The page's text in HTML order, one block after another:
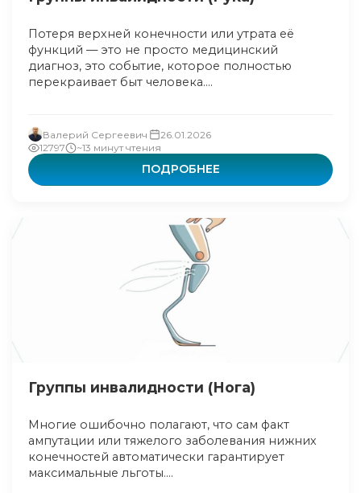
Потеря верхней конечности или утрата её
функций — это не просто медицинский
диагноз, это событие, которое полностью
перекраивает быт человека....
Валерий Сергеевич
26.01.2026
12797
~13 минут чтения
ПОДРОБНЕЕ
Группы инвалидности (Нога)
Многие ошибочно полагают, что сам факт
ампутации или тяжелого заболевания нижних
конечностей автоматически гарантирует
максимальные льготы....